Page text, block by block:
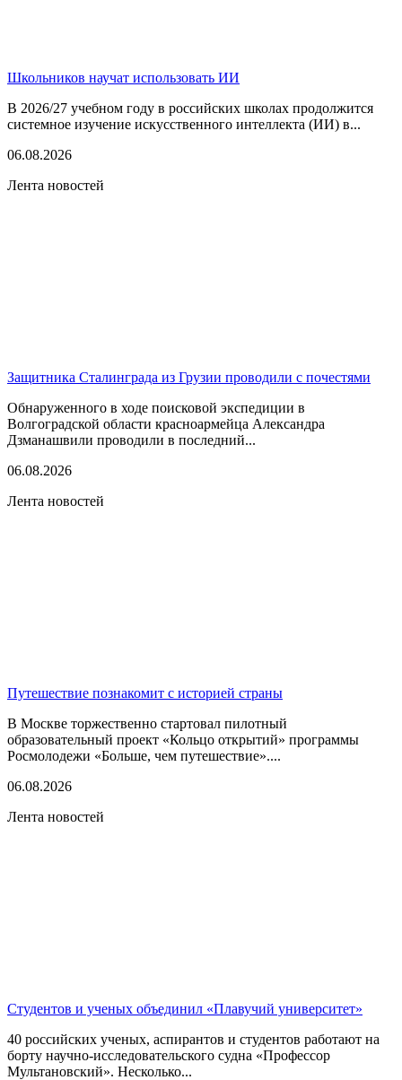
Школьников научат использовать ИИ
В 2026/27 учебном году в российских школах продолжится
системное изучение искусственного интеллекта (ИИ) в...
06.08.2026
Лента новостей
Защитника Сталинграда из Грузии проводили с почестями
Обнаруженного в ходе поисковой экспедиции в
Волгоградской области красноармейца Александра
Дзманашвили проводили в последний...
06.08.2026
Лента новостей
Путешествие познакомит с историей страны
В Москве торжественно стартовал пилотный
образовательный проект «Кольцо открытий» программы
Росмолодежи «Больше, чем путешествие»....
06.08.2026
Лента новостей
Студентов и ученых объединил «Плавучий университет»
40 российских ученых, аспирантов и студентов работают на
борту научно-исследовательского судна «Профессор
Мультановский». Несколько...